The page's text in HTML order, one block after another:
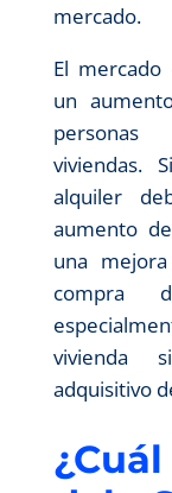
mercado.
El
un
personas
viviendas.
alquiler
aumento
una
compra
vivienda
adquisitivo